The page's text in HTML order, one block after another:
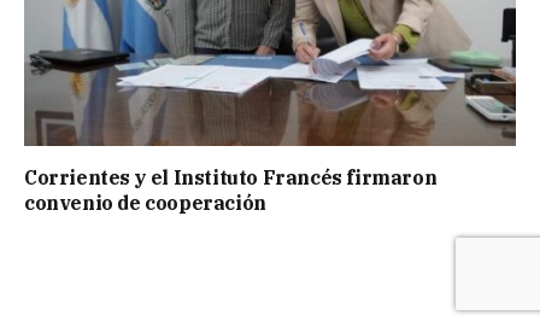
Corrientes y el Instituto Francés firmaron
convenio de cooperación